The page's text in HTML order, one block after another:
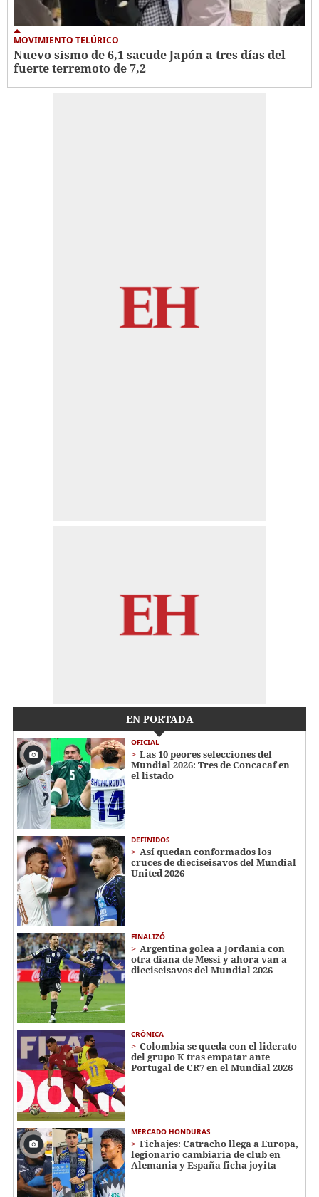
MOVIMIENTO TELÚRICO
Nuevo sismo de 6,1 sacude Japón a tres días del
fuerte terremoto de 7,2
EN PORTADA
OFICIAL
Las 10 peores selecciones del
Mundial 2026: Tres de Concacaf en
el listado
DEFINIDOS
Así quedan conformados los
cruces de dieciseisavos del Mundial
United 2026
FINALIZÓ
Argentina golea a Jordania con
otra diana de Messi y ahora van a
dieciseisavos del Mundial 2026
CRÓNICA
Colombia se queda con el liderato
del grupo K tras empatar ante
Portugal de CR7 en el Mundial 2026
MERCADO HONDURAS
Fichajes: Catracho llega a Europa,
legionario cambiaría de club en
Alemania y España ficha joyita